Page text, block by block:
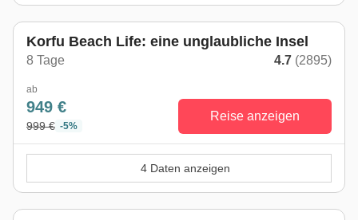
Korfu Beach Life: eine unglaubliche Insel
8 Tage 4.7 (2895)
ab
949 €
999 € -5%
Reise anzeigen
4 Daten anzeigen